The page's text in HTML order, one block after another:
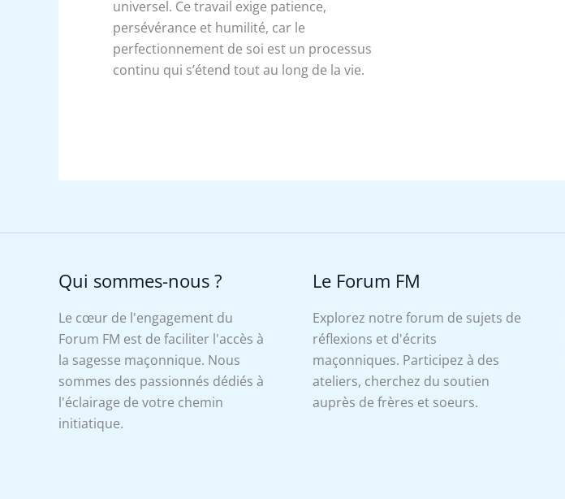
universel. Ce travail exige patience,
persévérance et humilité, car le
perfectionnement de soi est un processus
continu qui s’étend tout au long de la vie.
Qui sommes-nous ?
Le cœur de l'engagement du
Forum FM est de faciliter l'accès à
la sagesse maçonnique. Nous
sommes des passionnés dédiés à
l'éclairage de votre chemin
initiatique.
Le Forum FM
Explorez notre forum de sujets de
réflexions et d'écrits
maçonniques. Participez à des
ateliers, cherchez du soutien
auprès de frères et soeurs.